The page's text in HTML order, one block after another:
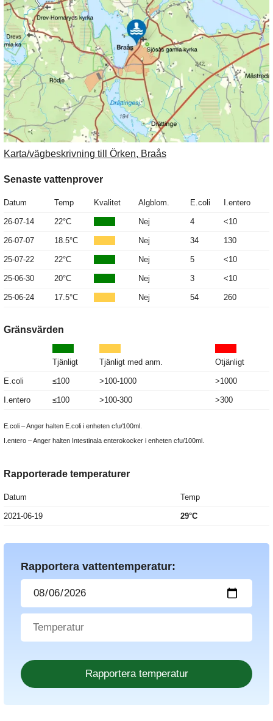
Karta/vägbeskrivning till Örken, Braås
Senaste vattenprover
Datum Temp Kvalitet Algblom. E.coli I.entero
26-07-14 22°C Nej 4 <10
26-07-07 18.5°C Nej 34 130
25-07-22 22°C Nej 5 <10
25-06-30 20°C Nej 3 <10
25-06-24 17.5°C Nej 54 260
Gränsvärden
Tjänligt Tjänligt med anm. Otjänligt
E.coli ≤100 >100-1000 >1000
I.entero ≤100 >100-300 >300
E.coli – Anger halten E.coli i enheten cfu/100ml.
I.entero – Anger halten Intestinala enterokocker i enheten cfu/100ml.
Rapporterade temperaturer
Datum Temp
2021-06-19 29°C
Rapportera vattentemperatur: